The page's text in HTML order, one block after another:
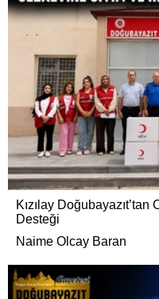
Kızılay
Desteği
Naime Olcay Baran